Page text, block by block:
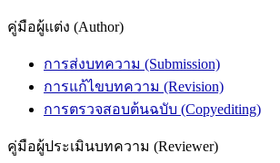
คู่มือผู้แต่ง (Author)
การส่งบทความ (Submission)
การแก้ไขบทความ (Revision)
การตรวจสอบต้นฉบับ (Copyediting)
คู่มือผู้ประเมินบทความ (Reviewer)